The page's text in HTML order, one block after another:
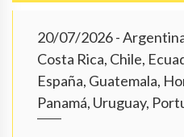
20/07/2026-
Costa Rica, Chile,
España, Guatemala,
Panamá, Uruguay,